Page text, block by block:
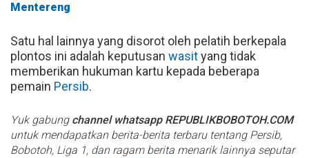
Mentereng
Satu hal lainnya yang disorot oleh pelatih berkepala
plontos ini adalah keputusan wasityang tidak
memberikan hukuman kartu kepada beberapa
pemain Persib.
Yuk gabung channel whatsapp REPUBLIKBOBOTOH.COM
untuk mendapatkan berita-berita terbaru tentang Persib,
Bobotoh, Liga 1, dan ragam berita menarik lainnya seputar